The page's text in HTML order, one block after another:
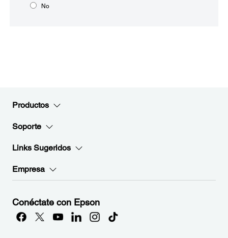
No
Productos
Soporte
Links Sugeridos
Empresa
Conéctate con Epson